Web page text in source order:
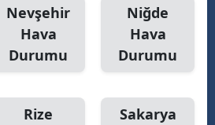
Nevşehir
Hava
Durumu
Niğde
Hava
Durumu
Rize
Sakarya